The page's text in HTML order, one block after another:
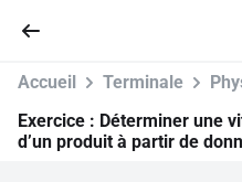
Accueil Terminale
Exercice : Déterminer une
d’un produit à partir de